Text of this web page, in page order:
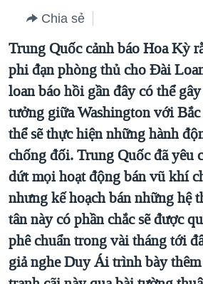
chính
điều
hướng
chính
Đi
tới
"Tìm"
BLOG
DIỄN ĐÀN
MỤC
TỰ DO BÁO CHÍ
VẠCH TRẦN TIN GIẢ
NGƯỜI VIỆT HẢI NGOẠI
ĐỜI SỐNG
KINH TẾ
KHOA HỌC
SỨC KHOẺ
CHUYÊN ĐỀ
CHIẾN TRANH THƯƠNG MẠI CỦA
HÀNH TRÌNH BẦU CỬ 2024
MỘT NĂM CHIẾN TRANH TẠI DẢI
GIẢI MÃ VÀNH ĐAI & CON ĐƯỜNG
NGÀY TỊ NẠN THẾ GIỚI
TRỊNH VĨNH BÌNH - NGƯỜI HẠ 'BÊN
HỌC TIẾNG ANH
VIDEO
NGHE
MẠNG XÃ HỘI
Chia sẻ
Trung Quốc cảnh báo Hoa Kỳ
phi đạn phòng thủ cho Đài
loan báo hồi gần đây có thể
tưởng giữa Washington với
thể sẽ thực hiện những hành
chống đối. Trung Quốc đã yêu
dứt mọi hoạt động bán vũ khí
nhưng kế hoạch bán những hệ
tân này có phần chắc sẽ được
phê chuẩn trong vài tháng tới
giả nghe Duy Ái trình bày